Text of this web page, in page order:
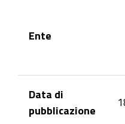
Ente
Data di
pubblicazione